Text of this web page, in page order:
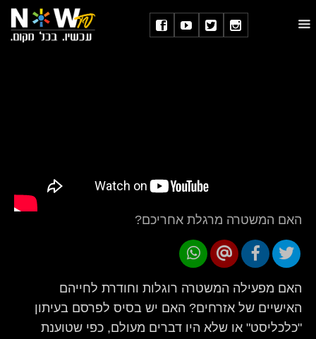
האם המשטרה מרגלת אחריכם?
האם מפעילה המשטרה רוגלות וחודרת לחייהם
האישיים של אזרחים? האם יש בסיס לפרסם בעיתון
"כלכליסט" או שלא היו דברים מעולם, כפי שטוענת